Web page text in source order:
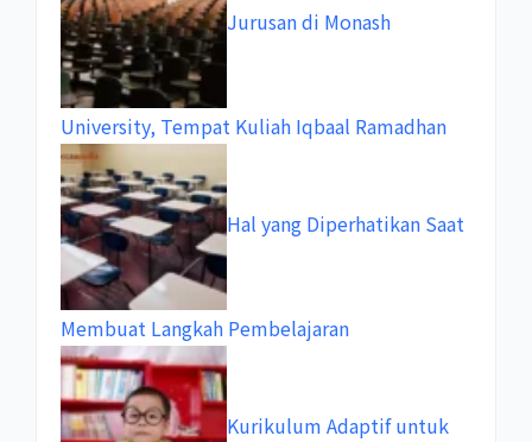
Jurusan di Monash
University, Tempat Kuliah Iqbaal Ramadhan
Hal yang Diperhatikan Saat
Membuat Langkah Pembelajaran
Kurikulum Adaptif untuk